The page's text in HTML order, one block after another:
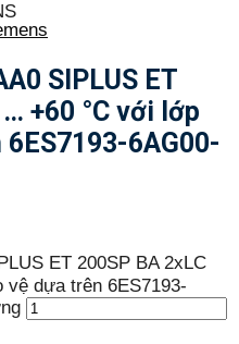
SIPLUS ET
+60 °C với lớp
6AG00-
ET 200SP BA 2xLC
dựa trên 6ES7193-